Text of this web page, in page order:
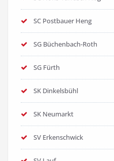
SC Postbauer Heng
SG Büchenbach-Roth
SG Fürth
SK Dinkelsbühl
SK Neumarkt
SV Erkenschwick